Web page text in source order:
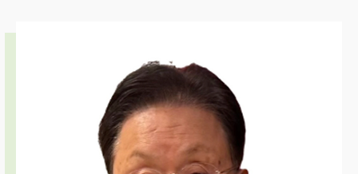
スポーツ診療・スポーツリハビリテーシ
変形性膝関節症について